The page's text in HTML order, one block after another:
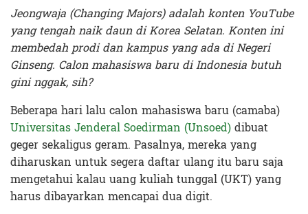
Jeongwaja (Changing Majors) adalah konten YouTube
yang tengah naik daun di Korea Selatan. Konten ini
membedah prodi dan kampus yang ada di Negeri
Ginseng. Calon mahasiswa baru di Indonesia butuh
gini nggak, sih?
Beberapa hari lalu calon mahasiswa baru (camaba)
Universitas Jenderal Soedirman (Unsoed)dibuat
geger sekaligus geram. Pasalnya, mereka yang
diharuskan untuk segera daftar ulang itu baru saja
mengetahui kalau uang kuliah tunggal (UKT) yang
harus dibayarkan mencapai dua digit.